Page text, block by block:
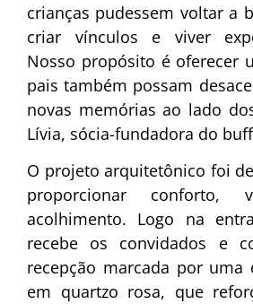
crianças pudessem voltar a
criar vínculos e viver
Nosso propósito é oferecer
pais também possam
novas memórias ao lado
Lívia, sócia-fundadora do
O projeto arquitetônico foi
proporcionar conforto,
acolhimento. Logo na
recebe os convidados e
recepção marcada por uma
em quartzo rosa, que